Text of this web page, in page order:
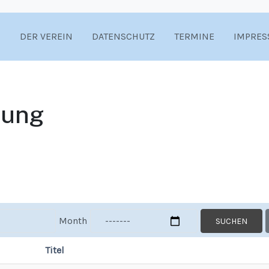
DER VEREIN DATENSCHUTZ TERMINE
Month SUCHEN
Titel